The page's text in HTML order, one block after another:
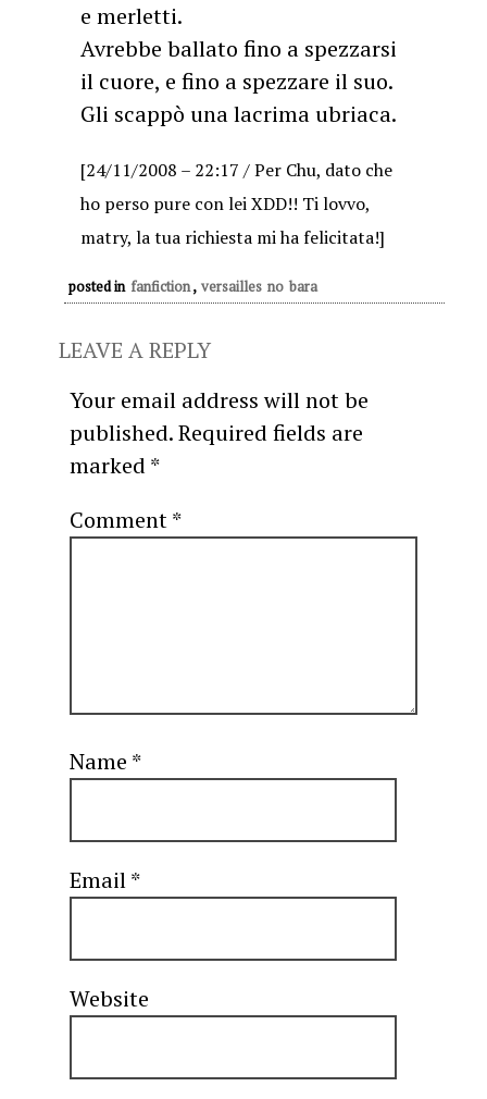
e merletti.
Avrebbe ballato fino a spezzarsi
il cuore, e fino a spezzare il suo.
Gli scappò una lacrima ubriaca.
[24/11/2008 – 22:17 / Per Chu, dato che
ho perso pure con lei XDD!! Ti lovvo,
matry, la tua richiesta mi ha felicitata!]
posted in fanfiction, versailles no bara
LEAVE A REPLY
Your email address will not be
published.Required fields are
marked *
Comment*
Name *
Email*
Website